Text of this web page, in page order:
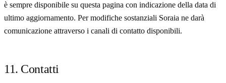
è sempre disponibile su questa pagina con indicazione della data di
ultimo aggiornamento. Per modifiche sostanziali Soraia ne darà
comunicazione attraverso i canali di contatto disponibili.
11. Contatti